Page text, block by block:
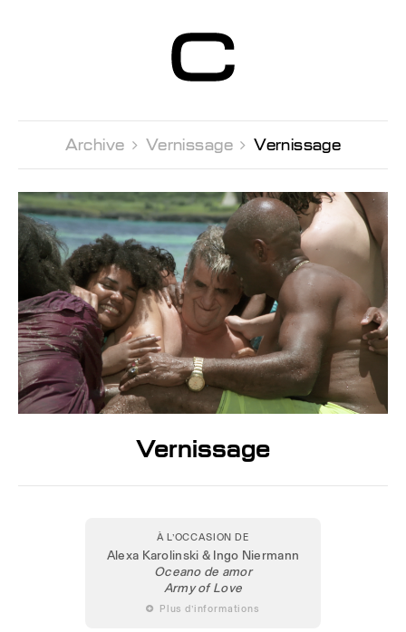
Contemporain
Genève
Archive  Vernissage  Vernissage
Vernissage
À L’OCCASION DE
Alexa Karolinski & Ingo Niermann
Oceano de amor
Army of Love
 Plus d’informations